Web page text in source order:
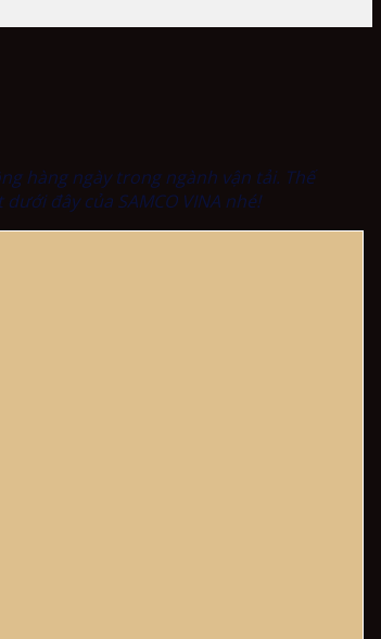
hàng ngày trong ngành vận tải. Thế
đây của SAMCO VINA nhé!